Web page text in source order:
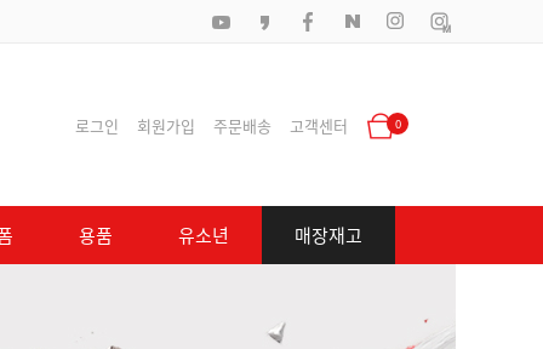
로그인 회원가입 주문배송 고객센터 0
용품 유소년 매장재고